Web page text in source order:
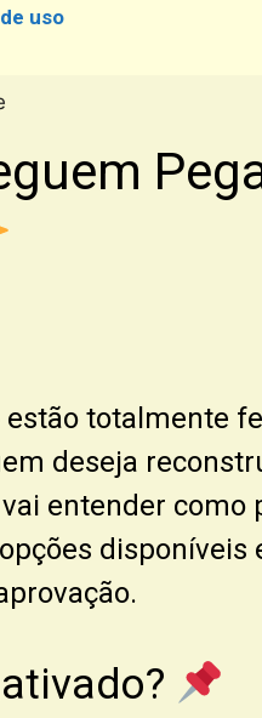
uso
totalmente
deseja
entender como